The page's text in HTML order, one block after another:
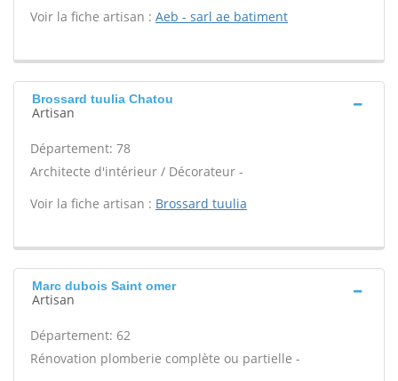
Voir la fiche artisan : Aeb - sarl ae batiment
Brossard tuulia Chatou
Artisan
Département: 78
Architecte d'intérieur / Décorateur -
Voir la fiche artisan : Brossard tuulia
Marc dubois Saint omer
Artisan
Département: 62
Rénovation plomberie complète ou partielle -